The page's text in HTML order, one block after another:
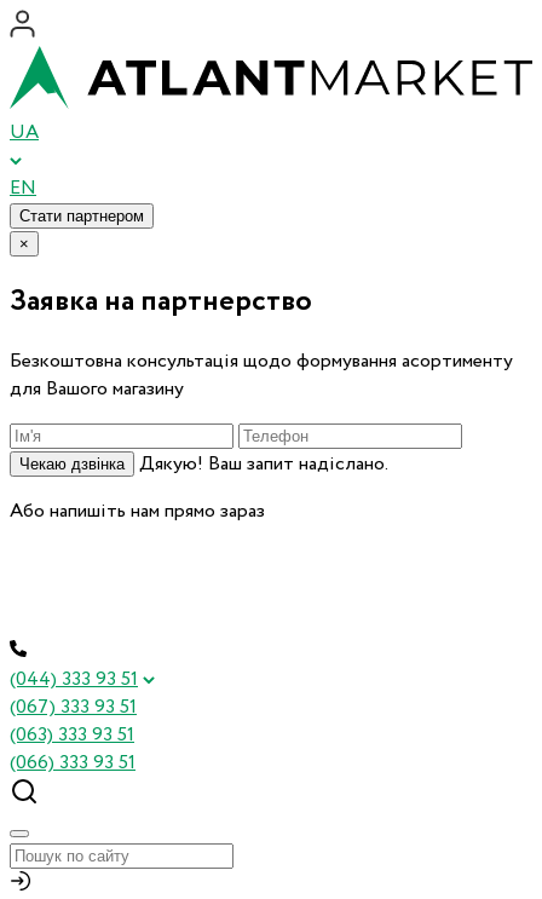
UA
EN
Стати партнером
×
Заявка на партнерство
Безкоштовна консультація щодо формування асортименту
для Вашого магазину
Чекаю дзвінка
Дякую! Ваш запит надіслано.
Або напишіть нам прямо зараз
(044) 333 93 51
(067) 333 93 51
(063) 333 93 51
(066) 333 93 51